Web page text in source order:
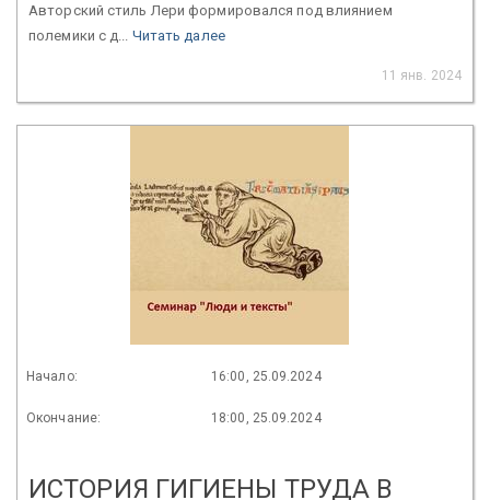
Авторский стиль Лери формировался под влиянием
полемики с д... Читать далее
11 янв. 2024
Начало: 16:00, 25.09.2024
Окончание: 18:00, 25.09.2024
ИСТОРИЯ ГИГИЕНЫ ТРУДА В